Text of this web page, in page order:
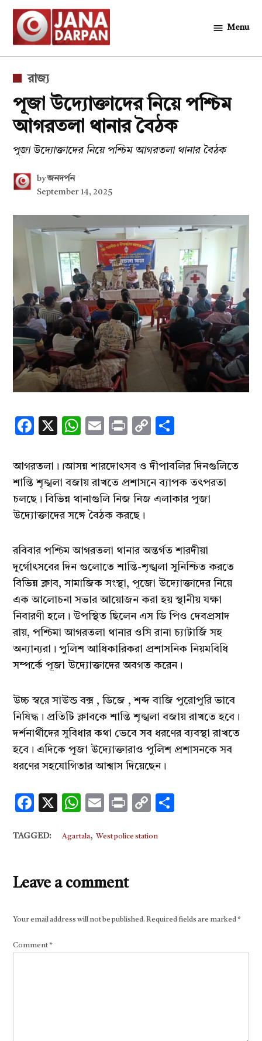
Skip
content
Menu
POSTED
রাজ্য
পূজা উদ্যোক্তাদের নিয়ে পশ্চিম
আগরতলা থানার বৈঠক
পূজা উদ্যোক্তাদের নিয়ে পশ্চিম আগরতলা থানার বৈঠক
by জনদর্পন
September 14, 2025
Facebook
X WhatsApp
EmailPrintCopy
আগরতলা।।আসন্ন শারদোৎসব ও দীপাবলির দিনগুলিতে
শান্তি শৃঙ্খলা বজায় রাখতে প্রশাসনে ব্যাপক তৎপরতা
চলছে। বিভিন্ন থানাগুলি নিজ নিজ এলাকার পূজা
উদ্যোক্তাদের সঙ্গে বৈঠক করছে।
রবিবার পশ্চিম আগরতলা থানার অন্তর্গত শারদীয়া
দূর্গোৎসবের দিন গুলোতে শান্তি-শৃঙ্খলা সুনিশ্চিত করতে
বিভিন্ন ক্লাব, সামাজিক সংস্থা, পূজো উদ্যোক্তাদের নিয়ে
এক আলোচনা সভার আয়োজন করা হয় স্থানীয় যক্ষা
নিবারণী হলে। উপস্থিত ছিলেন এস ডি পিও দেবপ্রসাদ
রায়, পশ্চিমা আগরতলা থানার ওসি রানা চ্যাটার্জি সহ
অন্যান্যরা। পুলিশ আধিকারিকরা প্রশাসনিক নিয়মবিধি
সম্পর্কে পূজা উদ্যোক্তাদের অবগত করেন।
উচ্চ স্বরে সাউন্ড বক্স , ডিজে , শব্দ বাজি পুরোপুরি ভাবে
নিষিদ্ধ। প্রতিটি ক্লাবকে শান্তি শৃঙ্খলা বজায় রাখতে হবে।
দর্শনার্থীদের সুবিধার কথা ভেবে সব ধরণের ব্যবস্থা রাখতে
হবে। এদিকে পূজা উদ্যোক্তারাও পুলিশ প্রশাসনকে সব
ধরণের সহযোগিতার আশ্বাস দিয়েছেন।
Facebook
X WhatsApp
EmailPrintCopy
TAGGED: Agartala,West police station
Leave a comment
Your email address will not be published. Required fields are marked*
Comment*